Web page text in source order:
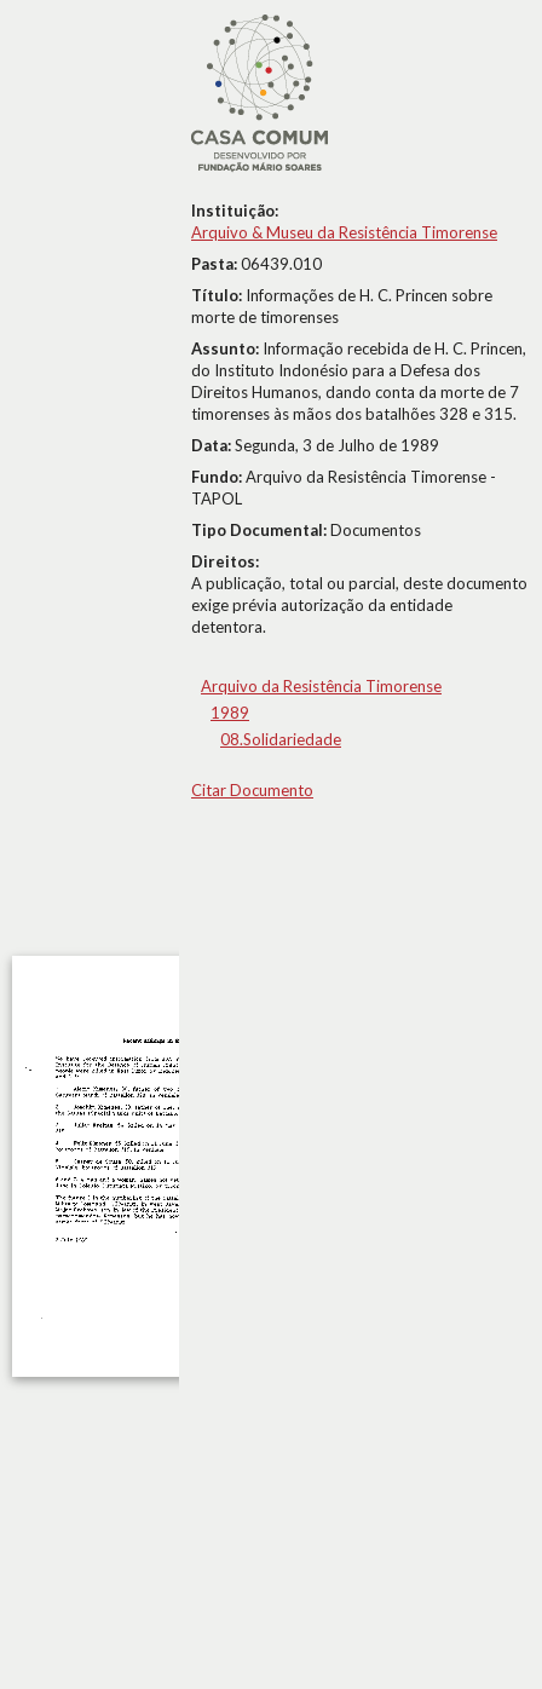
Instituição:
Arquivo & Museu da Resistência Timorense
Pasta:06439.010
Título: Informações de H. C. Princen sobre
morte de timorenses
Assunto: Informação recebida de H. C. Princen,
do Instituto Indonésio para a Defesa dos
Direitos Humanos, dando conta da morte de 7
timorenses às mãos dos batalhões 328 e 315.
Data:Segunda, 3 de Julho de 1989
Fundo:Arquivo da Resistência Timorense -
TAPOL
Tipo Documental:Documentos
Direitos:
A publicação, total ou parcial, deste documento
exige prévia autorização da entidade
detentora.
Arquivo da Resistência Timorense
1989
08.Solidariedade
Citar Documento